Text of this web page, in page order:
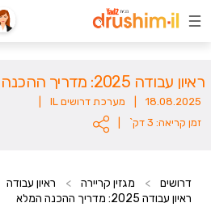
ראיון עבודה 2025: מדריך ההכנה המלא
18.08.2025 מערכת דרושים IL
זמן קריאה: 3 דק`
דרושים > מגזין קריירה > ראיון עבודה
ראיון עבודה 2025: מדריך ההכנה המלא